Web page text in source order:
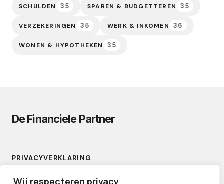
Wij respecteren privacy
SCHULDEN 35 SPAREN & BUDGETTEREN 35
VERZEKERINGEN 35 WERK & INKOMEN 36
WONEN & HYPOTHEKEN 35
De Financiele Partner
PRIVACYVERKLARING
LINKS